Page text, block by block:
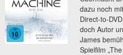
dazu noch
Direct-to-
doch Autor
James
Spielfilm